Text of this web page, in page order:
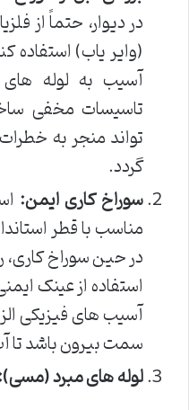
در دیوار، حتماً از
(وایر یاب) استفاده
آسیب به لوله
تاسیسات مخفی
تواند منجر به
گردد.
سوراخ کاری ایمن:
مناسب با قطر
در حین سوراخ کاری،
استفاده از عینک
آسیب های فیزیکی
سمت بیرون باشد تا
لوله های مبرد